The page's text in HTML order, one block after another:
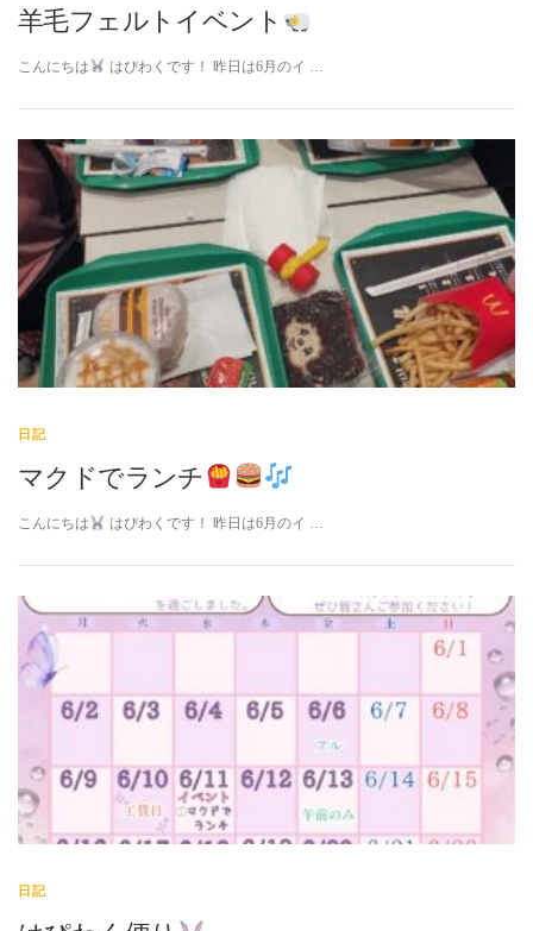
羊毛フェルトイベント
こんにちは はぴわくです！ 昨日は6月のイ …
日記
マクドでランチ
こんにちは はぴわくです！ 昨日は6月のイ …
日記